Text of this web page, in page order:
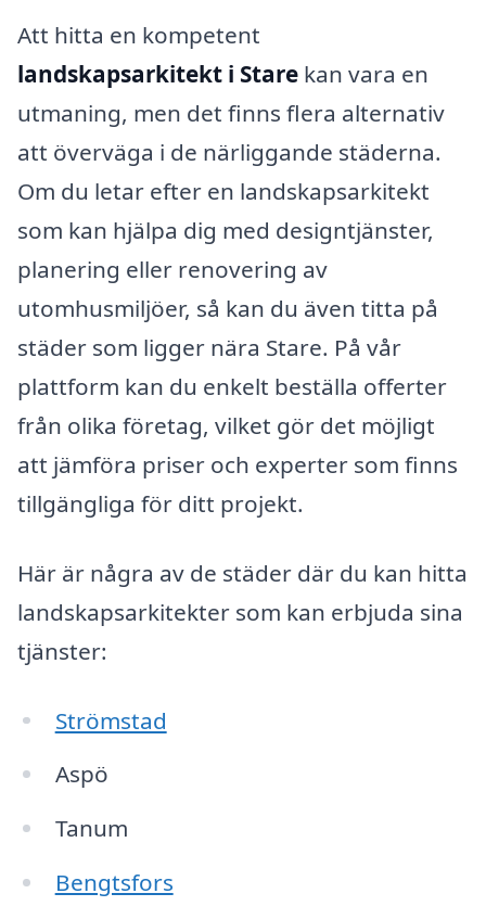
Att hitta en kompetent
landskapsarkitekt i Stare kan vara en
utmaning, men det finns flera alternativ
att överväga i de närliggande städerna.
Om du letar efter en landskapsarkitekt
som kan hjälpa dig med designtjänster,
planering eller renovering av
utomhusmiljöer, så kan du även titta på
städer som ligger nära Stare. På vår
plattform kan du enkelt beställa offerter
från olika företag, vilket gör det möjligt
att jämföra priser och experter som finns
tillgängliga för ditt projekt.
Här är några av de städer där du kan hitta
landskapsarkitekter som kan erbjuda sina
tjänster:
Strömstad
Aspö
Tanum
Bengtsfors